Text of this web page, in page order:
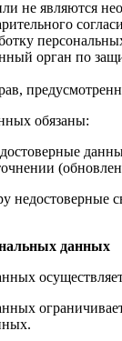
не являются
орган по
обязаны:
данных